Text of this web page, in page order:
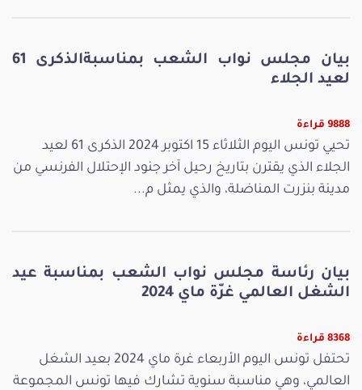
بيان مجلس نواب الشعب بمناسبةالذكرى 61
لعيد الجلاء
9888 قراءة
تحيي تونس اليوم الثلاثاء 15 اكتوبر 2024 الذكرى 61 لعيد
الجلاء الذي يقترن بتاريخ رحيل آخر جنود الإحتلال الفرنسي من
مدينة بنزرت المناضلة، والذي يمثل م...
بيان رئاسة مجلس نواب الشعب بمناسبة عيد
الشغل العالمي غرّة ماي 2024
8368 قراءة
تحتفل تونس اليوم الأربعاء غرة ماي 2024 بعيد الشغل
العالمي، وهي مناسبة سنوية تشارك فيها تونس المجموعة